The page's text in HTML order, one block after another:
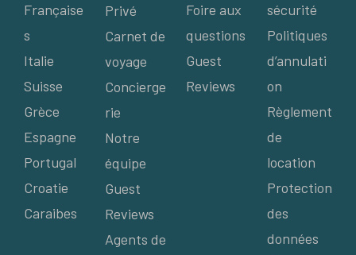
Française
s
Italie
Suisse
Grèce
Espagne
Portugal
Croatie
Caraibes
Privé
Carnet de
voyage
Concierge
rie
Notre
équipe
Guest
Reviews
Agents de
Foire aux
questions
Guest
Reviews
sécurité
Politiques
d’annulati
on
Règlement
de
location
Protection
des
données